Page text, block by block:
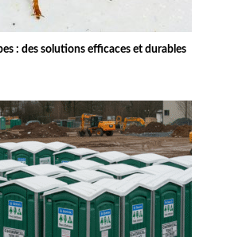
: des solutions efficaces et durables